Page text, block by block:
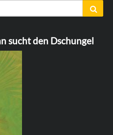
sucht den Dschungel